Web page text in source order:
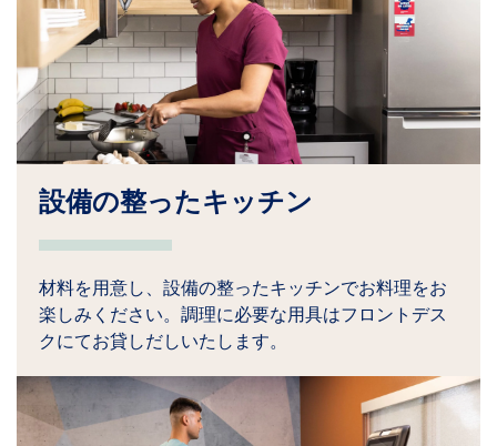
設備の整ったキッチン
材料を用意し、設備の整ったキッチンでお料理をお
楽しみください。調理に必要な用具はフロントデス
クにてお貸しだしいたします。